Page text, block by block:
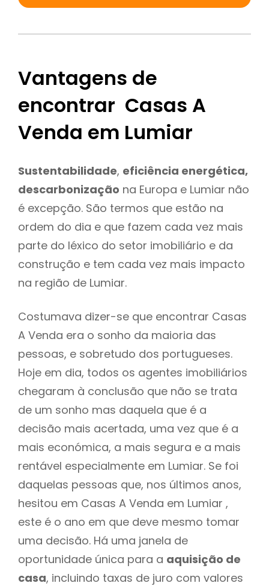
Vantagens de
encontrar Casas A
Venda em Lumiar
Sustentabilidade, eficiência energética,
descarbonização na Europa e Lumiar não
é excepção. São termos que estão na
ordem do dia e que fazem cada vez mais
parte do léxico do setor imobiliário e da
construção e tem cada vez mais impacto
na região de Lumiar.
Costumava dizer-se que encontrar Casas
A Venda era o sonho da maioria das
pessoas, e sobretudo dos portugueses.
Hoje em dia, todos os agentes imobiliários
chegaram à conclusão que não se trata
de um sonho mas daquela que é a
decisão mais acertada, uma vez que é a
mais económica, a mais segura e a mais
rentável especialmente em Lumiar. Se foi
daquelas pessoas que, nos últimos anos,
hesitou em Casas A Venda em Lumiar ,
este é o ano em que deve mesmo tomar
uma decisão. Há uma janela de
oportunidade única para a aquisição de
casa, incluindo taxas de juro com valores